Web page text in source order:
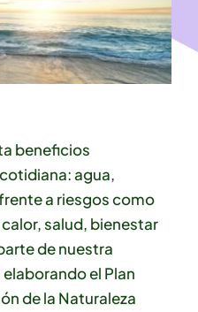
beneficios
agua,
a riesgos como
salud, bienestar
de nuestra
el Plan
de la Naturaleza